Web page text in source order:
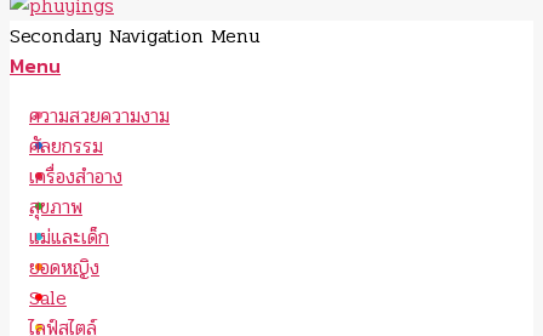
Secondary Navigation Menu
Menu
ความสวยความงาม
ศัลยกรรม
เครื่องสำอาง
สุขภาพ
แม่และเด็ก
ยอดหญิง
Sale
ไลฟ์สไตล์